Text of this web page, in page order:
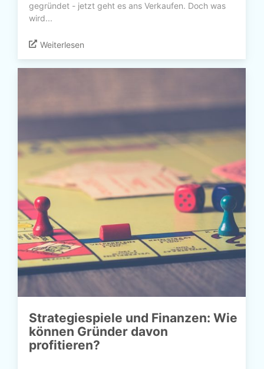
gegründet - jetzt geht es ans Verkaufen. Doch was
wird...
Weiterlesen
Strategiespiele und Finanzen: Wie
können Gründer davon
profitieren?